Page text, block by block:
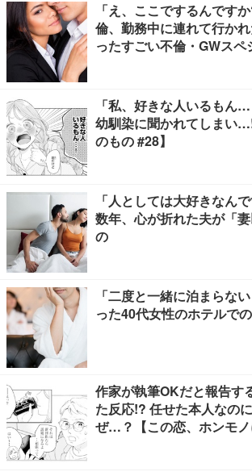
「え、ここでするんです
倫、勤務中に連れて行か
ったすごい不倫・GWスペ
「私、好きな人いるもん
幼馴染に聞かれてしまい
のもの #28】
「人としては大好きなん
数年、心が折れた夫が「
の
「二度と一緒に泊まらな
った40代女性のホテルで
作家が執筆OKだと報告す
た反応!? 任せた本人なの
ぜ…？【この恋、ホンモノ